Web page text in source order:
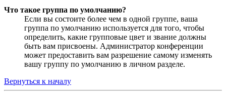
Что такое группа по умолчанию?
Если вы состоите более чем в одной группе, ваша
группа по умолчанию используется для того, чтобы
определить, какие групповые цвет и звание должны
быть вам присвоены. Администратор конференции
может предоставить вам разрешение самому изменять
вашу группу по умолчанию в личном разделе.
Вернуться к началу